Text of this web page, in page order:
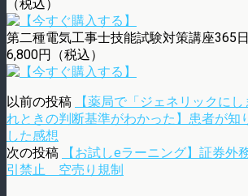
（税込）
第二種電気工事士技能試験対策講座365
6,800円（税込）
以前の投稿
【薬局で「ジェネリックに
れときの判断基準がわかった】患者が知
した感想
次の投稿
【お試しeラーニング】証券
引禁止 空売り規制